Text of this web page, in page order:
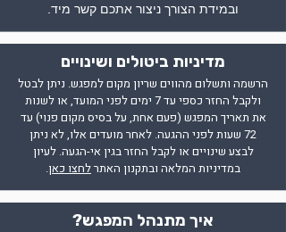
ובמידת הצורך ניצור אתכם קשר מיד.
מדיניות ביטולים ושינויים
הרשמה ותשלום מהווים שריון מקום למפגש. ניתן לבטל
ולקבל החזר כספי עד 7 ימים לפני המועד, או לשנות
את תאריך המפגש (פעם אחת, על בסיס מקום פנוי) עד
72 שעות לפני ההגעה. לאחר מועדים אלו, לא ניתן
לבצע שינויים או לקבל החזר בגין אי-הגעה. לעיון
במדיניות המלאה ובתקנון האתרלחצו כאן.
איך מתנהל המפגש?